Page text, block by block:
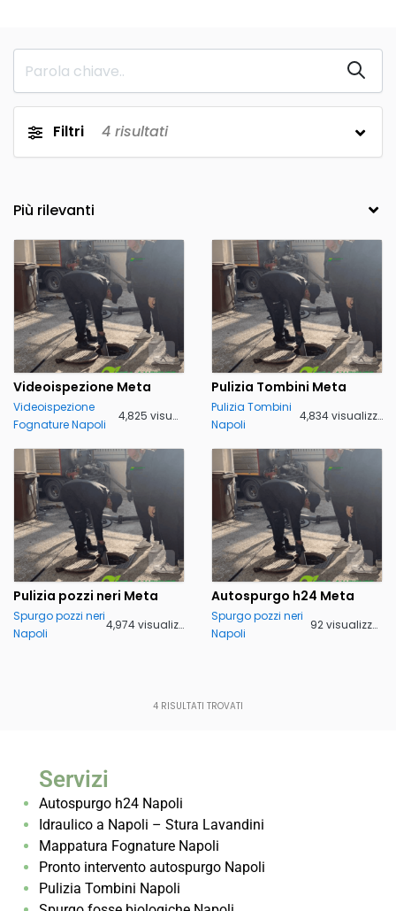
Filtri 4 risultati
Videoispezione Meta
Videoispezione
Fognature Napoli
4,825 visualizzazioni
Pulizia Tombini Meta
Pulizia Tombini
Napoli
4,834 visualizzazioni
Pulizia pozzi neri Meta
Spurgo pozzi neri
Napoli
4,974 visualizzazioni
Autospurgo h24 Meta
Spurgo pozzi neri
Napoli
92 visualizzazioni
4 RISULTATI TROVATI
Servizi
Autospurgo h24 Napoli
Idraulico a Napoli – Stura Lavandini
Mappatura Fognature Napoli
Pronto intervento autospurgo Napoli
Pulizia Tombini Napoli